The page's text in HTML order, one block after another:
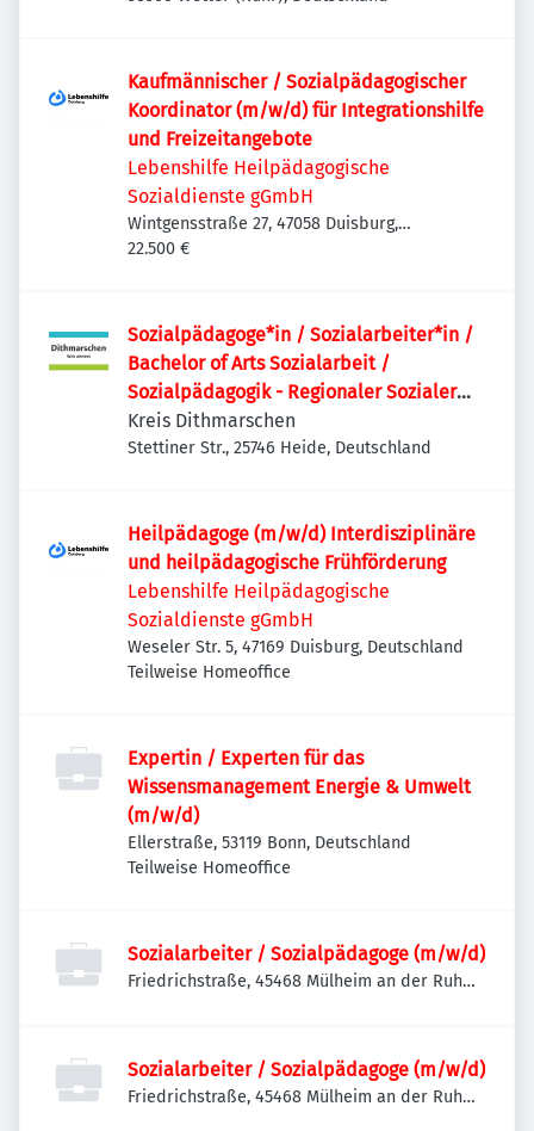
Kaufmännischer / Sozialpädagogischer
Koordinator (m/w/d) für Integrationshilfe
und Freizeitangebote
Lebenshilfe Heilpädagogische
Sozialdienste gGmbH
Wintgensstraße 27, 47058 Duisburg,
Deutschland
22.500 €
Sozialpädagoge*in / Sozialarbeiter*in /
Bachelor of Arts Sozialarbeit /
Sozialpädagogik - Regionaler Sozialer
Dienst
Kreis Dithmarschen
Stettiner Str., 25746 Heide, Deutschland
Heilpädagoge (m/w/d) Interdisziplinäre
und heilpädagogische Frühförderung
Lebenshilfe Heilpädagogische
Sozialdienste gGmbH
Weseler Str. 5, 47169 Duisburg, Deutschland
Teilweise Homeoffice
Expertin / Experten für das
Wissensmanagement Energie & Umwelt
(m/w/d)
Ellerstraße, 53119 Bonn, Deutschland
Teilweise Homeoffice
Sozialarbeiter / Sozialpädagoge (m/w/d)
Friedrichstraße, 45468 Mülheim an der Ruhr,
Sozialarbeiter / Sozialpädagoge (m/w/d)
Friedrichstraße, 45468 Mülheim an der Ruhr,